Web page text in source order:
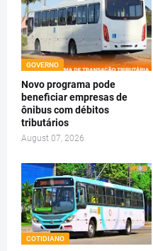
GOVERNO
Novo programa pode
beneficiar empresas de
ônibus com débitos
tributários
August 07, 2026
COTIDIANO